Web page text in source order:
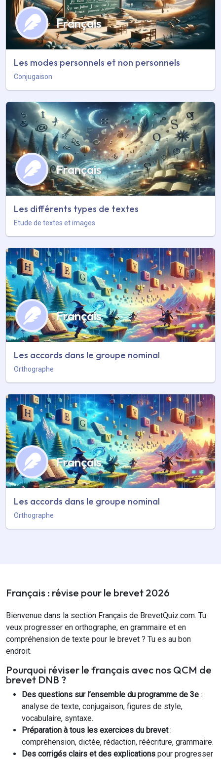
Français
Les modes personnels et non personnels
Conjugaison
Français
Les différents types de textes
Etude de textes et images
Français
Les accords dans le groupe nominal
Orthographe
Français
Les accords dans le groupe nominal
Orthographe
Français : révise pour le brevet 2026
Bienvenue dans la section Français de BrevetQuiz.com. Tu
veux progresser en orthographe, en grammaire et en
compréhension de texte pour le brevet ? Tu es au bon
endroit.
Pourquoi réviser le français avec nos QCM de
brevet DNB ?
Des questions sur l’ensemble du programme de 3e :
analyse de texte, conjugaison, figures de style,
vocabulaire, syntaxe.
Préparation à tous les exercices du brevet:
compréhension, dictée, rédaction, réécriture, grammaire.
Des corrigés clairs et des explications pour progresser